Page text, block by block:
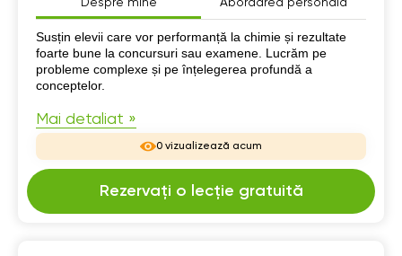
Despre mine
Susțin elevii care vor performanță la chimie și rezultate
foarte bune la concursuri sau examene. Lucrăm pe
probleme complexe și pe înțelegerea profundă a
conceptelor.
Mai detaliat »
0 vizualizează acum
Rezervați o lecție gratuită